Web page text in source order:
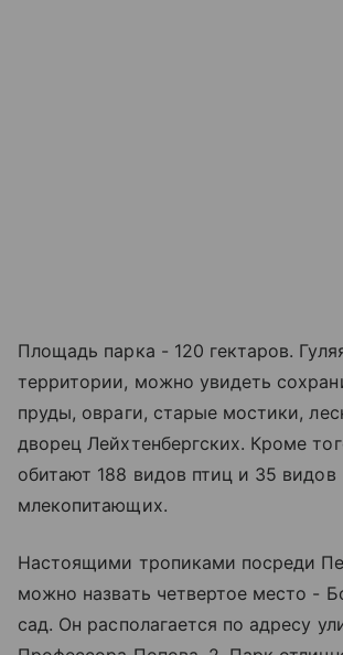
Площадь парка - 120 гектаров.
территории, можно увидеть
пруды, овраги, старые мостики,
дворец Лейхтенбергских. Кроме
обитают 188 видов птиц и 35 видов
млекопитающих.
Настоящими тропиками посреди
можно назвать четвертое место -
сад. Он располагается по адресу